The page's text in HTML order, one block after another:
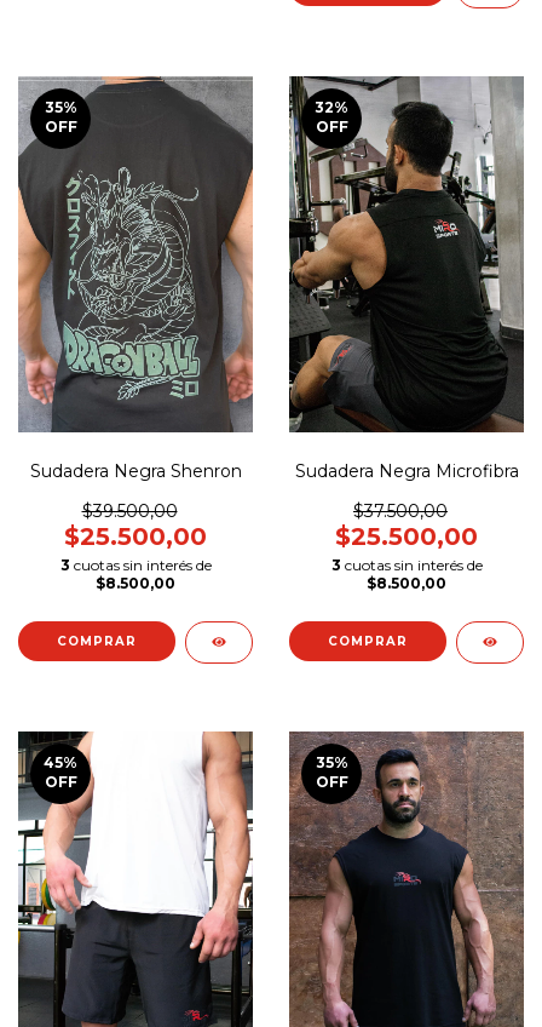
35%
OFF
Sudadera Negra Shenron
$39.500,00
$25.500,00
3 cuotas sin interés de
$8.500,00
COMPRAR
32%
OFF
Sudadera Negra Microfibra
$37.500,00
$25.500,00
3 cuotas sin interés de
$8.500,00
COMPRAR
45%
OFF
35%
OFF